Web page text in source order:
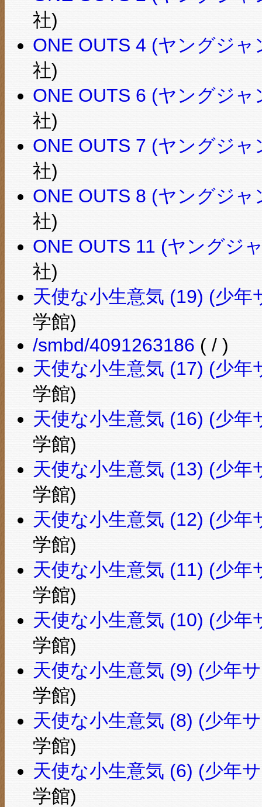
社)
ONE OUTS 4 (ヤングジ
社)
ONE OUTS 6 (ヤングジ
社)
ONE OUTS 7 (ヤングジ
社)
ONE OUTS 8 (ヤングジ
社)
ONE OUTS 11 (ヤングジ
社)
天使な小生意気 (19) (少
学館)
/smbd/4091263186 ( / )
天使な小生意気 (17) (少
学館)
天使な小生意気 (16) (少
学館)
天使な小生意気 (13) (少
学館)
天使な小生意気 (12) (少
学館)
天使な小生意気 (11) (少
学館)
天使な小生意気 (10) (少
学館)
天使な小生意気 (9) (少年
学館)
天使な小生意気 (8) (少年
学館)
天使な小生意気 (6) (少年
学館)